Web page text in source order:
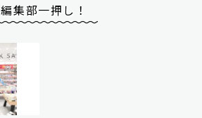
編集部一押し！